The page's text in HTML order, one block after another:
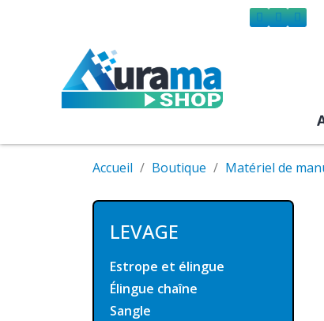
Accueil Boutique Matériel de
LEVAGE
Estrope et élingue
Élingue chaîne
Sangle